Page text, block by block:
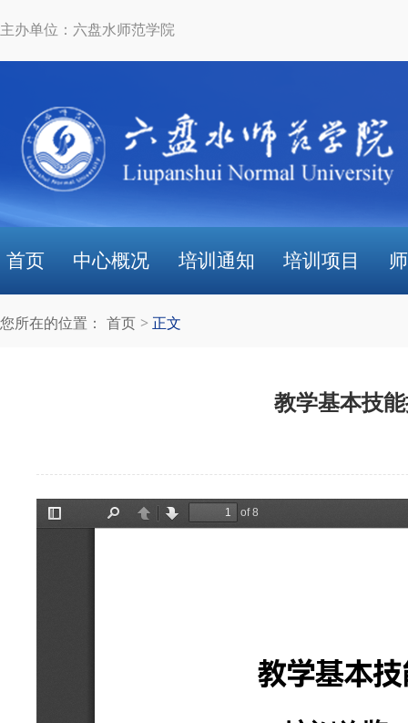
主办单位：六盘水师范学院
首页 中心概况 培训通知 培训项目
您所在的位置： 首页 正文
教学基本技